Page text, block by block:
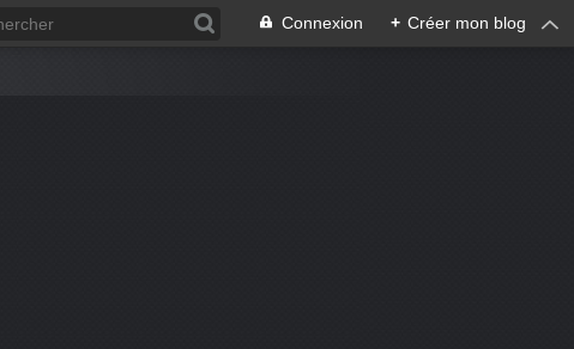
Connexion + Créer mon blog